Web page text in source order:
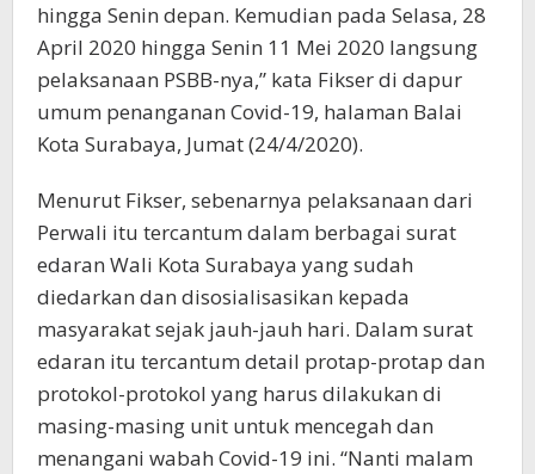
hingga Senin depan. Kemudian pada Selasa, 28
April 2020 hingga Senin 11 Mei 2020 langsung
pelaksanaan PSBB-nya,” kata Fikser di dapur
umum penanganan Covid-19, halaman Balai
Kota Surabaya, Jumat (24/4/2020).
Menurut Fikser, sebenarnya pelaksanaan dari
Perwali itu tercantum dalam berbagai surat
edaran Wali Kota Surabaya yang sudah
diedarkan dan disosialisasikan kepada
masyarakat sejak jauh-jauh hari. Dalam surat
edaran itu tercantum detail protap-protap dan
protokol-protokol yang harus dilakukan di
masing-masing unit untuk mencegah dan
menangani wabah Covid-19 ini. “Nanti malam